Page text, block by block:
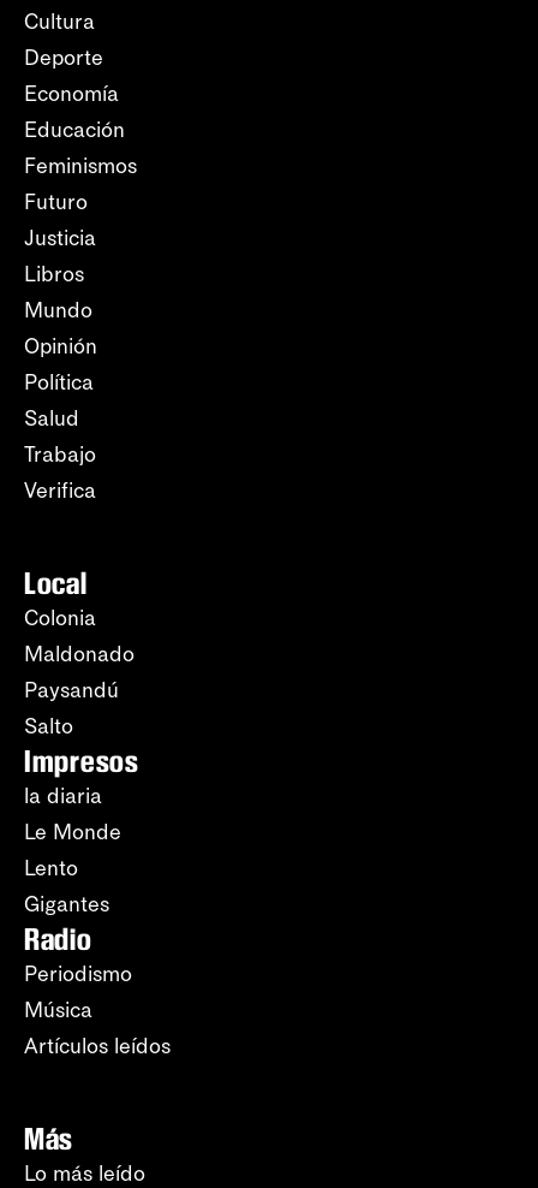
Cultura
Deporte
Economía
Educación
Feminismos
Futuro
Justicia
Libros
Mundo
Opinión
Política
Salud
Trabajo
Verifica
Local
Colonia
Maldonado
Paysandú
Salto
Impresos
la diaria
Le Monde
Lento
Gigantes
Radio
Periodismo
Música
Artículos leídos
Más
Lo más leído